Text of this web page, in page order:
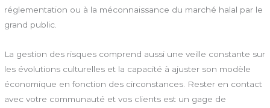
réglementation ou à la méconnaissance du marché halal par le
grand public.
La gestion des risques comprend aussi une veille constante sur
les évolutions culturelles et la capacité à ajuster son modèle
économique en fonction des circonstances. Rester en contact
avec votre communauté et vos clients est un gage de